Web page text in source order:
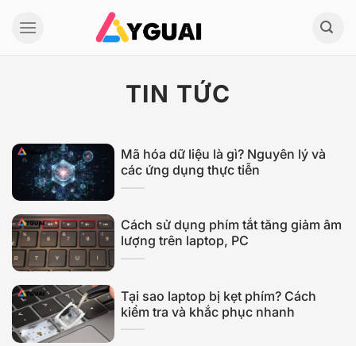
qua
TIN TỨC
Mã hóa dữ liệu là gì? Nguyên lý và
các ứng dụng thực tiễn
Cách sử dụng phím tắt tăng giảm âm
lượng trên laptop, PC
Tại sao laptop bị kẹt phím? Cách
kiểm tra và khắc phục nhanh